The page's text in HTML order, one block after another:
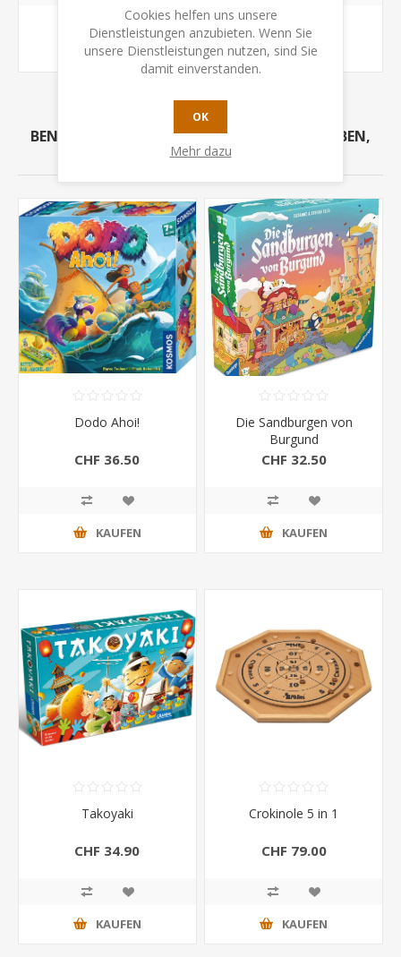
kohl rabbit (1)
BENUTZER, DIE DIESEN ARTIKEL GEKAUFT HABEN,
HABEN AUCH GEKAUFT
Dodo Ahoi!
CHF 36.50
KAUFEN
Die Sandburgen von
Burgund
CHF 32.50
KAUFEN
Takoyaki
CHF 34.90
KAUFEN
Crokinole 5 in 1
CHF 79.00
KAUFEN
Cookies helfen uns unsere
Dienstleistungen anzubieten. Wenn Sie
unsere Dienstleistungen nutzen, sind Sie
damit einverstanden.
OK
Mehr dazu